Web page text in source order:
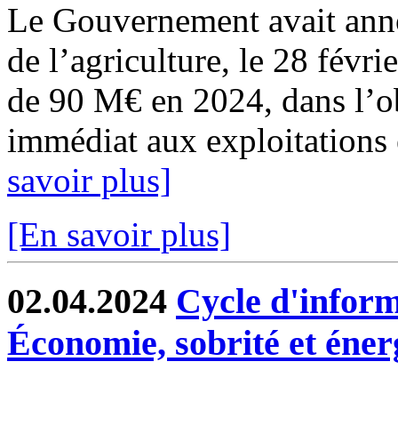
Le Gouvernement avait
de l’agriculture, le 28
de 90 M€ en 2024, dans
immédiat aux
savoir plus]
[En savoir plus]
02.04.2024 Cycle
Économie, sobrité et